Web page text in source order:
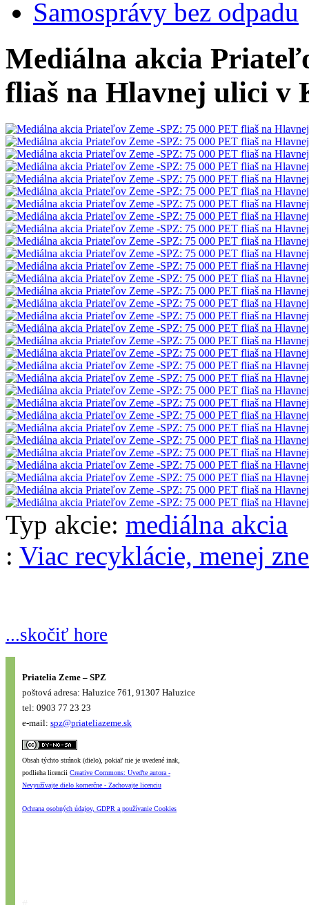
Samosprávy bez odpadu
Mediálna akcia
fliaš na Hlavnej ulici v
Typ akcie: mediálna akcia
: Viac recyklácie, menej
...skočiť hore
Priatelia Zeme – SPZ
poštová adresa: Haluzice 761, 91307 Haluzice
tel: 0903 77 23 23
e-mail: spz@priateliazeme.sk
Obsah týchto stránok (dielo), pokiaľ nie je uvedené inak,
podlieha licencii Creative Commons: Uveďte autora -
Nevyužívajte dielo komerčne - Zachovajte licenciu
Ochrana osobných údajov, GDPR a používanie Cookies